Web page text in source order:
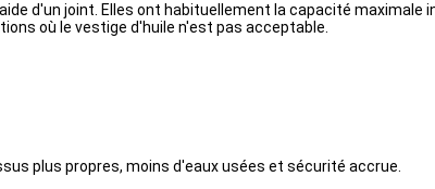
d'un joint. Elles ont habituellement la capacité maximale
où le vestige d'huile n'est pas acceptable.
plus propres, moins d'eaux usées et sécurité accrue.